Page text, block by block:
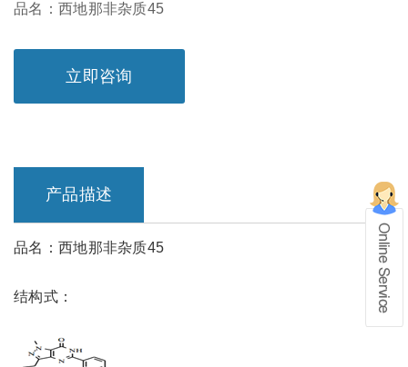
品名：西地那非杂质45
立即咨询
产品描述
品名：西地那非杂质45
结构式：
1、info@shochem.com；2